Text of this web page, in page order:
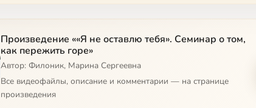
Произведение ««Я не оставлю тебя». Семинар о том,
как пережить горе»
Автор: Филоник, Марина Сергеевна
Все видеофайлы, описание и комментарии — на странице
произведения